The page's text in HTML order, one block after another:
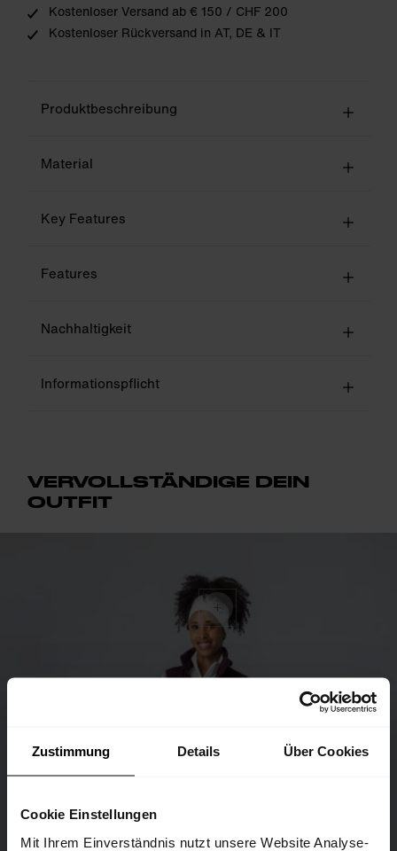
Zustimmung Details Über Cookies
Cookie Einstellungen
Mit Ihrem Einverständnis nutzt unsere Website Analyse-
Kostenloser Versand ab € 150 / CHF 200
Kostenloser Rückversand in AT, DE & IT
Produktbeschreibung
Material
Key Features
Features
Nachhaltigkeit
Informationspflicht
VERVOLLSTÄNDIGE DEIN
OUTFIT